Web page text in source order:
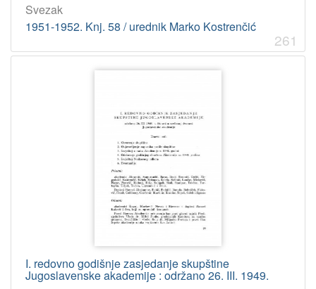
Svezak
1951-1952. Knj. 58 / urednik Marko Kostrenčić
261
I. redovno godišnje zasjedanje skupštine
Jugoslavenske akademije : održano 26. III. 1949.